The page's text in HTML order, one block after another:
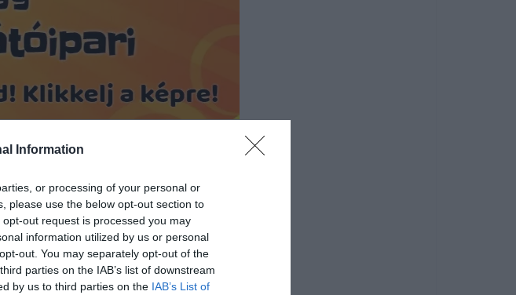
Information
or processing of your personal or
please use the below opt-out section to
out request is processed you may
information utilized by us or personal
out. You may separately opt-out of the
parties on the IAB’s list of downstream
by us to third parties on the IAB’s List of